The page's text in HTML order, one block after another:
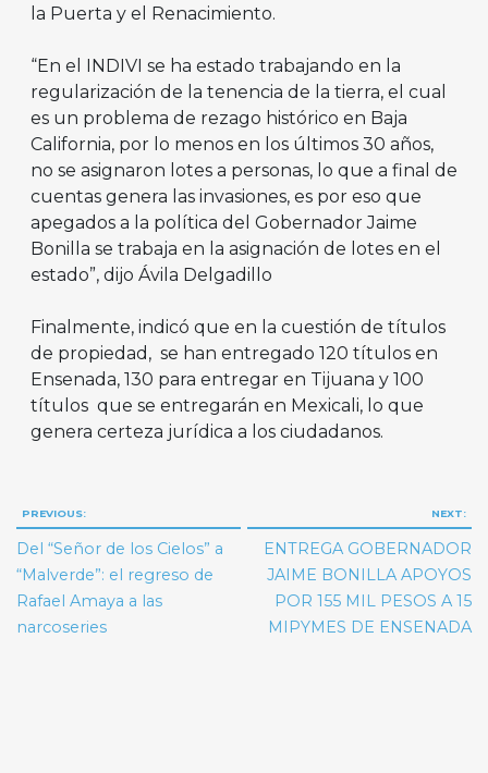
la Puerta y el Renacimiento.
“En el INDIVI se ha estado trabajando en la
regularización de la tenencia de la tierra, el cual
es un problema de rezago histórico en Baja
California, por lo menos en los últimos 30 años,
no se asignaron lotes a personas, lo que a final de
cuentas genera las invasiones, es por eso que
apegados a la política del Gobernador Jaime
Bonilla se trabaja en la asignación de lotes en el
estado”, dijo Ávila Delgadillo
Finalmente, indicó que en la cuestión de títulos
de propiedad, se han entregado 120 títulos en
Ensenada, 130 para entregar en Tijuana y 100
títulos que se entregarán en Mexicali, lo que
genera certeza jurídica a los ciudadanos.
Navegación
de
entradas
PREVIOUS:
Del “Señor de los Cielos” a
“Malverde”: el regreso de
Rafael Amaya a las
narcoseries
NEXT:
ENTREGA GOBERNADOR
JAIME BONILLA APOYOS
POR 155 MIL PESOS A 15
MIPYMES DE ENSENADA